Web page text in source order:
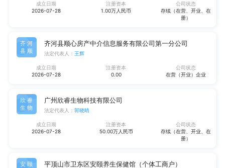
成立日期
2026-07-28
注册资本
1.00万人民币
公司状态
存续（在营、开业、在
册）
齐河
县顺
齐河县顺心房产中介信息服务有限公司第一分公司
法定代表人： 王辉
成立日期
2026-07-28
注册资本
0.00
公司状态
在营（开业）企业
欣睿
生物
广州欣睿生物科技有限公司
法定代表人： 郭晓晴
成立日期
2026-07-28
注册资本
50.00万人民币
公司状态
存续（在营、开业、在
册）
安颐 平顶山市卫东区安颐养生保健馆（个体工商户）